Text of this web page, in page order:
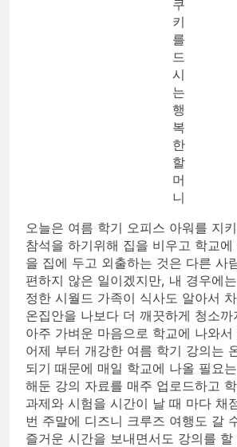
쿠
키
를
드
시
는
행
복
한
할
머
니
오늘은 여름 학기 오피스 아워를 지
참석을 하기위해 집을 비우고 학교
을 집에 두고 외출하는 것은 다른 사
편하지 않은 일이겠지만, 내 경우에
정한 시월드 가족이 식사도 알아서
온집안을 나보다 더 깨끗하게 청소
아주 가벼운 마음으로 학교에 나와
어제 부터 개강한 여름 학기 강의는
되기 때문에 매일 학교에 나올 필요
해둔 강의 자료를 매주 업로드하고
과제와 시험을 시간이 날 때 마다 채
번 주말에 디즈니 크루즈 여행도 갈
즐거운 시간을 보내면서도 강의를 할